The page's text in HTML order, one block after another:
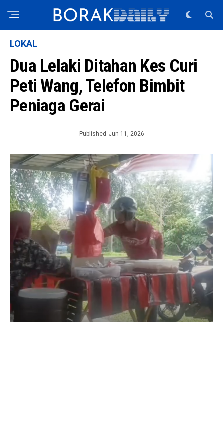
LOKAL
Dua Lelaki Ditahan Kes Curi
Peti Wang, Telefon Bimbit
Peniaga Gerai
Published Jun 11, 2026